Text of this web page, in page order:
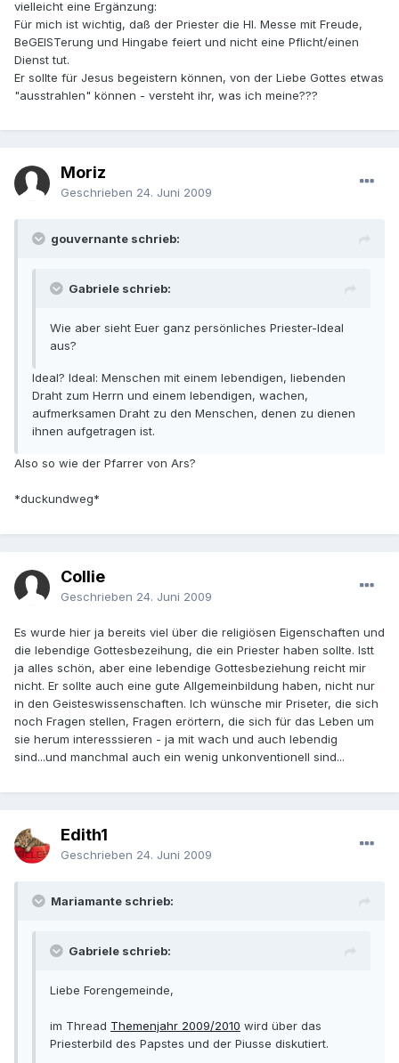
vielleicht eine Ergänzung:
Für mich ist wichtig, daß der Priester die Hl. Messe mit Freude,
BeGEISTerung und Hingabe feiert und nicht eine Pflicht/einen
Dienst tut.
Er sollte für Jesus begeistern können, von der Liebe Gottes etwas
"ausstrahlen" können - versteht ihr, was ich meine???
Moriz
Geschrieben 24. Juni 2009
gouvernante schrieb:
Gabriele schrieb:
Wie aber sieht Euer ganz persönliches Priester-Ideal
aus?
Ideal? Ideal: Menschen mit einem lebendigen, liebenden
Draht zum Herrn und einem lebendigen, wachen,
aufmerksamen Draht zu den Menschen, denen zu dienen
ihnen aufgetragen ist.
Also so wie der Pfarrer von Ars?
*duckundweg*
Collie
Geschrieben 24. Juni 2009
Es wurde hier ja bereits viel über die religiösen Eigenschaften und
die lebendige Gottesbezeihung, die ein Priester haben sollte. Istt
ja alles schön, aber eine lebendige Gottesbeziehung reicht mir
nicht. Er sollte auch eine gute Allgemeinbildung haben, nicht nur
in den Geisteswissenschaften. Ich wünsche mir Priseter, die sich
noch Fragen stellen, Fragen erörtern, die sich für das Leben um
sie herum interesssieren - ja mit wach und auch lebendig
sind...und manchmal auch ein wenig unkonventionell sind...
Edith1
Geschrieben 24. Juni 2009
Mariamante schrieb:
Gabriele schrieb:
Liebe Forengemeinde,
im Thread Themenjahr 2009/2010 wird über das
Priesterbild des Papstes und der Piusse diskutiert.